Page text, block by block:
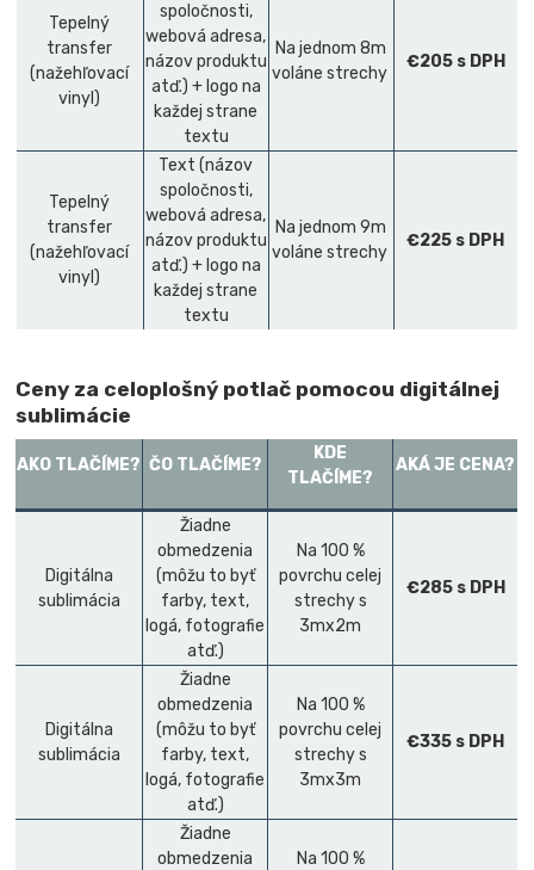
Tepelný
transfer
(nažehľovací
vinyl)
spoločnosti,
webová adresa,
názov produktu
atď.) + logo na
každej strane
textu
Na jednom 8m
voláne strechy
€205 s DPH
Tepelný
transfer
(nažehľovací
vinyl)
Text (názov
spoločnosti,
webová adresa,
názov produktu
atď.) + logo na
každej strane
textu
Na jednom 9m
voláne strechy
€225 s DPH
Ceny za celoplošný potlač pomocou digitálnej
sublimácie
AKO TLAČÍME? ČO TLAČÍME?
KDE
TLAČÍME?
AKÁ JE CENA?
Digitálna
sublimácia
Žiadne
obmedzenia
(môžu to byť
farby, text,
logá, fotografie
atď.)
Na 100 %
povrchu celej
strechy s
3mx2m
€285 s DPH
Digitálna
sublimácia
Žiadne
obmedzenia
(môžu to byť
farby, text,
logá, fotografie
atď.)
Na 100 %
povrchu celej
strechy s
3mx3m
€335 s DPH
Žiadne
obmedzenia
Na 100 %